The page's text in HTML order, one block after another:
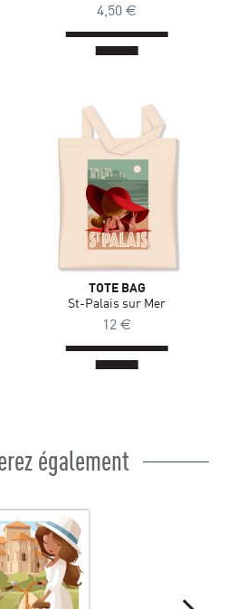
4,50 €
TOTE BAG
St-Palais sur Mer
12 €
également